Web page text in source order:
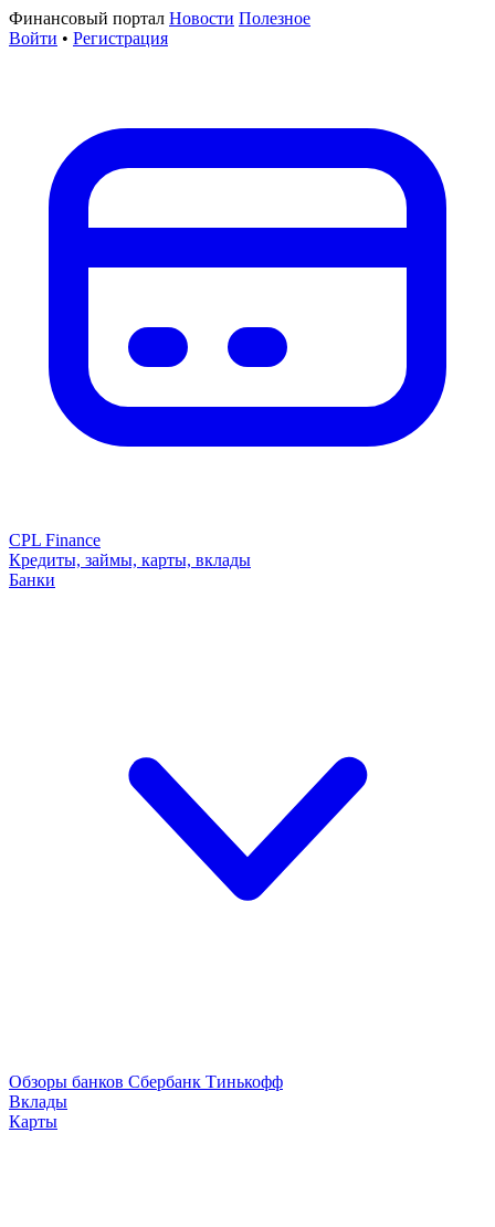
Финансовый портал Новости Полезное
Войти • Регистрация
CPL Finance
Кредиты, займы, карты, вклады
Банки
Обзоры банков Сбербанк Тинькофф
Вклады
Карты